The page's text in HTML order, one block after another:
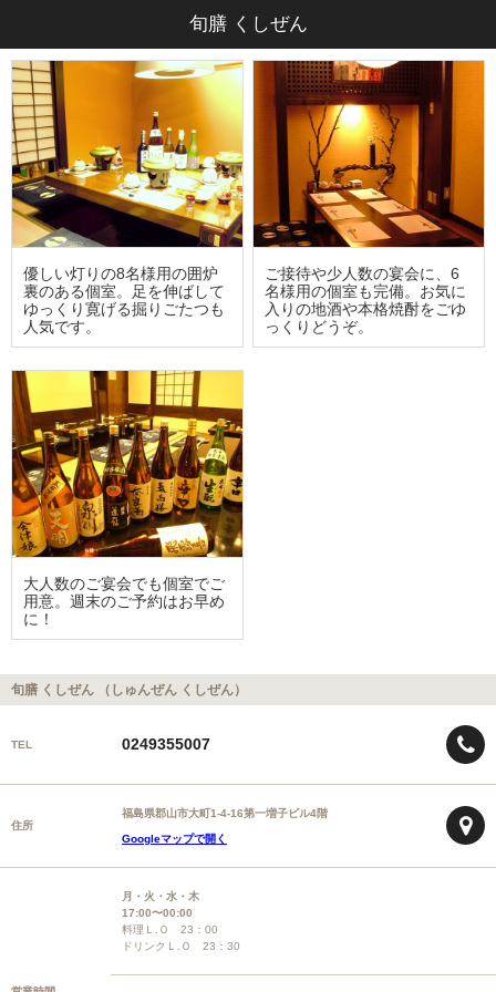
旬膳 くしぜん
優しい灯りの8名様用の囲炉
裏のある個室。足を伸ばして
ゆっくり寛げる掘りごたつも
人気です。
ご接待や少人数の宴会に、6
名様用の個室も完備。お気に
入りの地酒や本格焼酎をごゆ
っくりどうぞ。
大人数のご宴会でも個室でご
用意。週末のご予約はお早め
に！
旬膳 くしぜん （しゅんぜん くしぜん）
TEL 0249355007
住所
福島県郡山市大町1-4-16第一増子ビル4階
Googleマップで開く
月・火・水・木
17:00〜00:00
料理Ｌ.Ｏ 23：00
ドリンクＬ.Ｏ 23：30